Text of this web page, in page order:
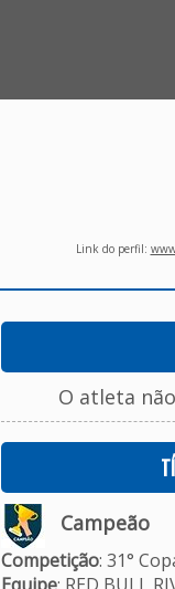
Link do perfil:
O atleta
Campeão
Competição: 31°